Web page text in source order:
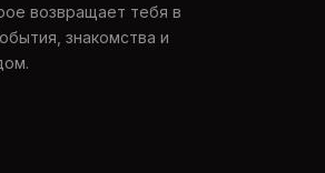
возвращает тебя в
знакомства и